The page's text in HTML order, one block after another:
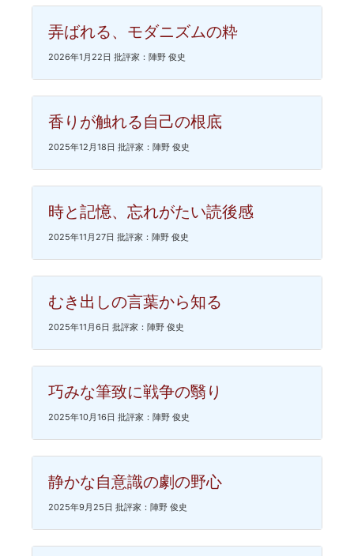
弄ばれる、モダニズムの粋
2026年1月22日 批評家：陣野 俊史
香りが触れる自己の根底
2025年12月18日 批評家：陣野 俊史
時と記憶、忘れがたい読後感
2025年11月27日 批評家：陣野 俊史
むき出しの言葉から知る
2025年11月6日 批評家：陣野 俊史
巧みな筆致に戦争の翳り
2025年10月16日 批評家：陣野 俊史
静かな自意識の劇の野心
2025年9月25日 批評家：陣野 俊史